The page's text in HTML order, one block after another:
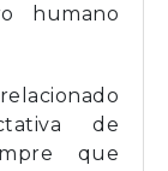
humano
de
que